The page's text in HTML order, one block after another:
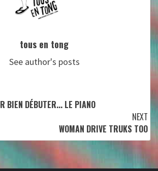
tous en tong
See author's posts
BIEN DÉBUTER... LE PIANO
NEXT
WOMAN DRIVE TRUKS TOO